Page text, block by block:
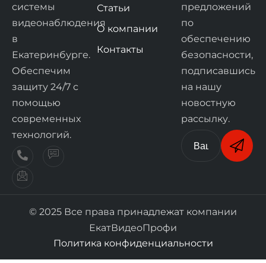
системы
видеонаблюдения
в
Екатеринбурге.
Обеспечим
защиту 24/7 с
помощью
современных
технологий.
Статьи
О компании
Контакты
предложений
по
обеспечению
безопасности,
подписавшись
на нашу
новостную
рассылку.
© 2025 Все права принадлежат компании
ЕкатВидеоПрофи
Политика конфиденциальности